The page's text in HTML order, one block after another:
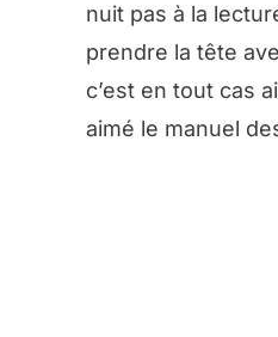
nuit pas à la
prendre la tête
c’est en tout cas
aimé le manuel